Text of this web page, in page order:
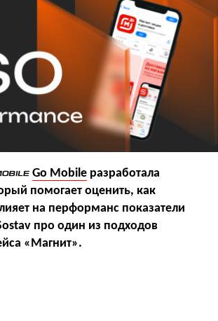
Go Mobile разработала
помогает оценить, как
на перформанс показатели
про один из подходов
«Магнит».